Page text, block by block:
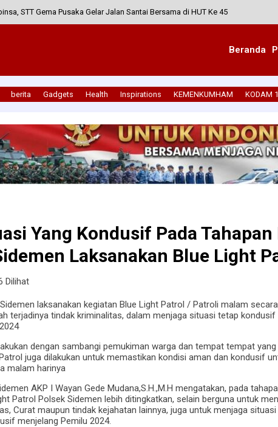
STT Gema Pusaka Gelar Jalan Santai Bersama di HUT Ke 45
Bhabinkamtibmas dan Linmas Tegal Harum Amankan Senam Bersama
Lingkungan, Babinsa Karera Pimpin Karya Bakti di RSP Umbu Hunga
Beranda
berita Gadgets Health Inspirations KEMENKUMHAM KODAM
Yang Kondusif Pada
Laksanakan Blue Light
Dilihat
laksanakan kegiatan Blue Light Patrol / Patroli malam
terjadinya tindak kriminalitas, dalam menjaga situasi tetap kondusif
dengan sambangi pemukiman warga dan tempat tempat
juga dilakukan untuk memastikan kondisi aman dan kondusif
malam harinya
AKP I Wayan Gede Mudana,S.H.,M.H mengatakan, pada
Patrol Polsek Sidemen lebih ditingkatkan, selain berguna untuk
Curat maupun tindak kejahatan lainnya, juga untuk menjaga
menjelang Pemilu 2024.